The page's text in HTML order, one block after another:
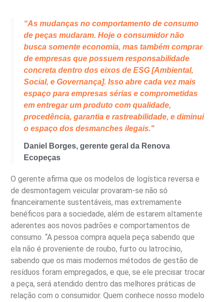
“As mudanças no comportamento de consumo
de peças mudaram. Hoje o consumidor não
busca somente economia, mas também comprar
de empresas que possuem responsabilidade
concreta dentro dos eixos de ESG [Ambiental,
Social, e Governança]. Isso abre cada vez mais
espaço para empresas sérias e comprometidas
em entregar um produto com qualidade,
procedência, garantia e rastreabilidade, e diminui
o espaço dos desmanches ilegais."
Daniel Borges, gerente geral da Renova
Ecopeças
O gerente afirma que os modelos de logística reversa e
de desmontagem veicular provaram-se não só
financeiramente sustentáveis, mas extremamente
benéficos para a sociedade, além de estarem altamente
aderentes aos novos padrões e comportamentos de
consumo. “A pessoa compra aquela peça sabendo que
ela não é proveniente de roubo, furto ou latrocínio,
sabendo que os mais modernos métodos de gestão de
resíduos foram empregados, e que, se ele precisar trocar
a peça, será atendido dentro das melhores práticas de
relação com o consumidor. Quem conhece nosso modelo